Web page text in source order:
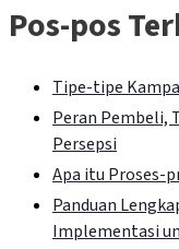
Pos-pos
Tipe-tipe
Peran Pembeli,
Persepsi
Apa itu Proses-
Panduan
Implementasi